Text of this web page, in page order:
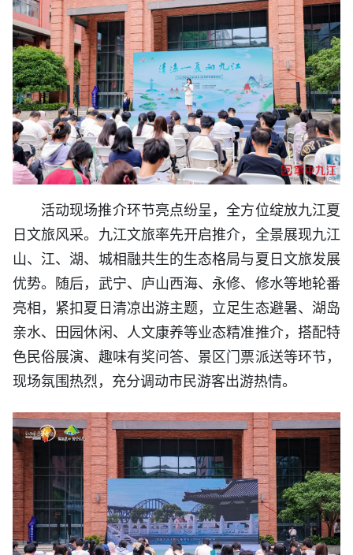
活动现场推介环节亮点纷呈，全方位绽放九江夏
日文旅风采。九江文旅率先开启推介，全景展现九江
山、江、湖、城相融共生的生态格局与夏日文旅发展
优势。随后，武宁、庐山西海、永修、修水等地轮番
亮相，紧扣夏日清凉出游主题，立足生态避暑、湖岛
亲水、田园休闲、人文康养等业态精准推介，搭配特
色民俗展演、趣味有奖问答、景区门票派送等环节，
现场氛围热烈，充分调动市民游客出游热情。